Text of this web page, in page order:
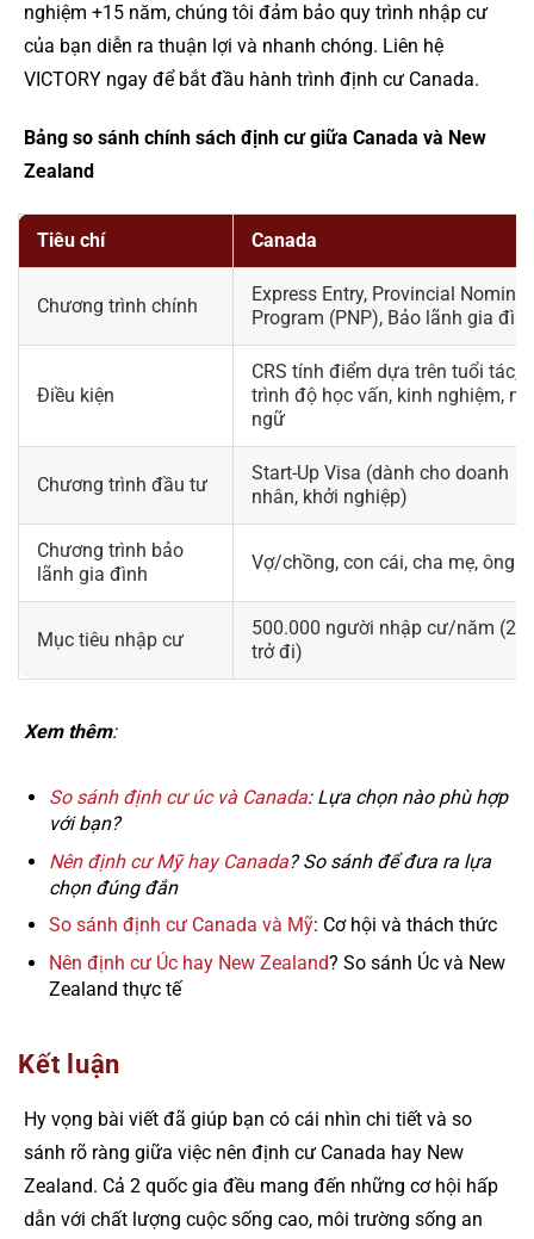
nghiệm +15 năm, chúng tôi đảm bảo quy trình nhập cư
của bạn diễn ra thuận lợi và nhanh chóng. Liên hệ
VICTORY ngay để bắt đầu hành trình định cư Canada.
Bảng so sánh chính sách định cư giữa Canada và New
Zealand
Tiêu chí Canada
Chương trình chính
Express Entry, Provincial Nominee
Program (PNP), Bảo lãnh gia
Điều kiện
CRS tính điểm dựa trên tuổi tác,
trình độ học vấn, kinh nghiệm,
ngữ
Chương trình đầu tư
Start-Up Visa (dành cho doanh
nhân, khởi nghiệp)
Chương trình bảo
lãnh gia đình
Vợ/chồng, con cái, cha mẹ, ông
Mục tiêu nhập cư
500.000 người nhập cư/năm
trở đi)
Xem thêm:
So sánh định cư úc và Canada: Lựa chọn nào phù hợp
với bạn?
Nên định cư Mỹ hay Canada? So sánh để đưa ra lựa
chọn đúng đắn
So sánh định cư Canada và Mỹ: Cơ hội và thách thức
Nên định cư Úc hay New Zealand? So sánh Úc và New
Zealand thực tế
Kết luận
Hy vọng bài viết đã giúp bạn có cái nhìn chi tiết và so
sánh rõ ràng giữa việc nên định cư Canada hay New
Zealand. Cả 2 quốc gia đều mang đến những cơ hội hấp
dẫn với chất lượng cuộc sống cao, môi trường sống an